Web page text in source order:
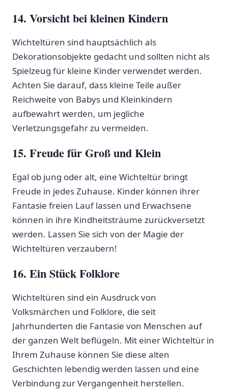
14. Vorsicht ‍bei​ kleinen Kindern
Wichteltüren ⁢sind hauptsächlich als
Dekorationsobjekte gedacht und sollten⁣ nicht als
Spielzeug für kleine ⁤Kinder verwendet werden.
Achten Sie darauf, ⁢dass kleine Teile außer
Reichweite von Babys und Kleinkindern
aufbewahrt werden, um jegliche
Verletzungsgefahr zu vermeiden.
15.‌ Freude für Groß und Klein
Egal ob jung oder alt, eine Wichteltür ‍bringt
Freude in jedes Zuhause. Kinder können ihrer
Fantasie freien Lauf⁤ lassen und Erwachsene
können in ⁣ihre Kindheitsträume ⁣zurückversetzt
werden. Lassen⁤ Sie sich von der Magie der⁣
Wichteltüren verzaubern!
16. Ein Stück ​Folklore
Wichteltüren sind⁤ ein Ausdruck von
Volksmärchen und⁢ Folklore, die seit
⁢Jahrhunderten die Fantasie von Menschen auf
der ganzen Welt beflügeln. Mit einer Wichteltür in
Ihrem ⁢Zuhause können Sie diese alten
Geschichten lebendig werden lassen und eine⁢
Verbindung zur Vergangenheit herstellen.